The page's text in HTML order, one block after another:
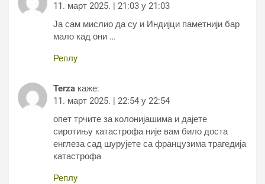
11. март 2025. | 21:03 у 21:03
Ја сам мислио да су и Индијци паметнији бар
мало кад они …
Реплy
Terza каже:
11. март 2025. | 22:54 у 22:54
опет трчите за колонијашима и дајете
сиротињу катастрофа није вам било доста
енглеза сад шурујете са французима трагедија
катастрофа
Реплy